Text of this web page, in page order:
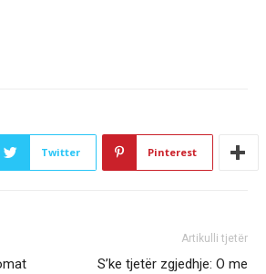
Twitter Pinterest
Artikulli tjetër
S’ke tjetër zgjedhje: O me